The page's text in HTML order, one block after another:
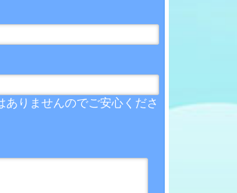
ありませんのでご安心くださ